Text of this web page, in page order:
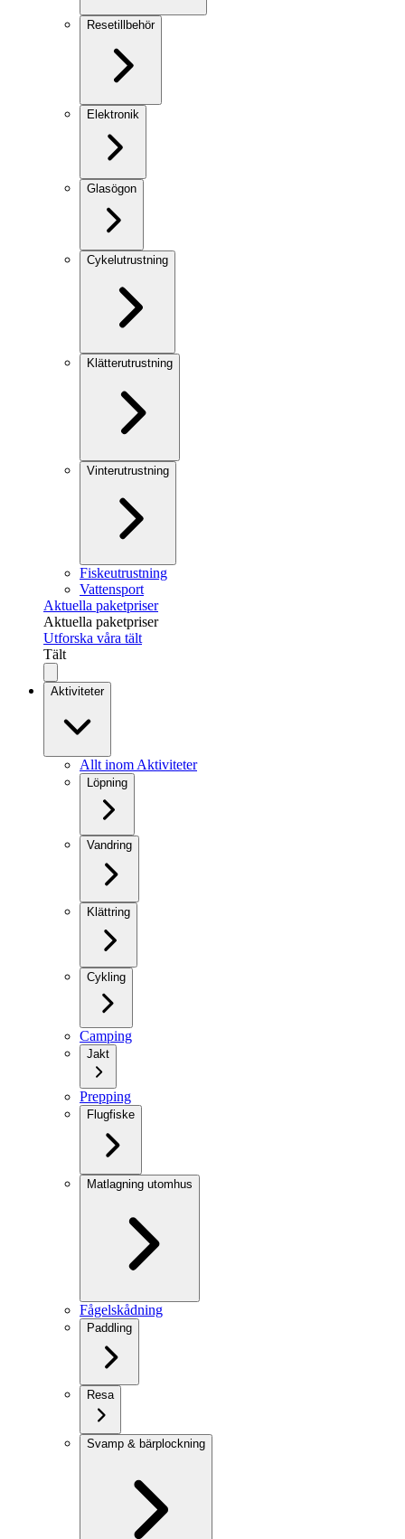
Resetillbehör
Elektronik
Glasögon
Cykelutrustning
Klätterutrustning
Vinterutrustning
Fiskeutrustning
Vattensport
Aktuella paketpriser
Aktuella paketpriser
Utforska våra tält
Tält
Aktiviteter
Allt inom Aktiviteter
Löpning
Vandring
Klättring
Cykling
Camping
Jakt
Prepping
Flugfiske
Matlagning utomhus
Fågelskådning
Paddling
Resa
Svamp & bärplockning